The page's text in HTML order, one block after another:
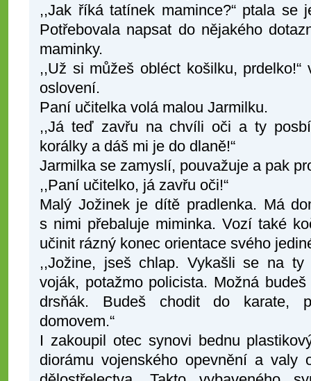
,,Jak říká tatínek mamince?“ ptala se
Potřebovala napsat do nějakého
maminky.
,,Už si můžeš obléct košilku, prdelko!“
oslovení.
Paní učitelka volá malou Jarmilku.
,,Já teď zavřu na chvíli oči a ty
korálky a dáš mi je do dlaně!“
Jarmilka se zamyslí, pouvažuje a pak
,,Paní učitelko, já zavřu oči!“
Malý Jožinek je dítě pradlenka. Má
s nimi přebaluje miminka. Vozí také
učinit rázný konec orientace svého
,,Jožine, jseš chlap. Vykašli se na ty
voják, potažmo policista. Možná
drsňák. Budeš chodit do karate,
domovem.“
I zakoupil otec synovi bednu
diorámu vojenského opevnění a valy